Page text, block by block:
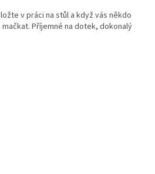
v práci na stůl a když vás někdo
Příjemné na dotek, dokonalý